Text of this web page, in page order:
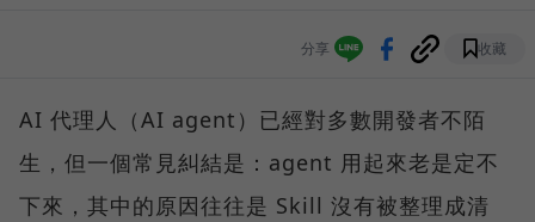
分享 收藏
AI 代理人（AI agent）已經對多數開發者不陌
生，但一個常見糾結是：agent 用起來老是定不
下來，其中的原因往往是 Skill 沒有被整理成清